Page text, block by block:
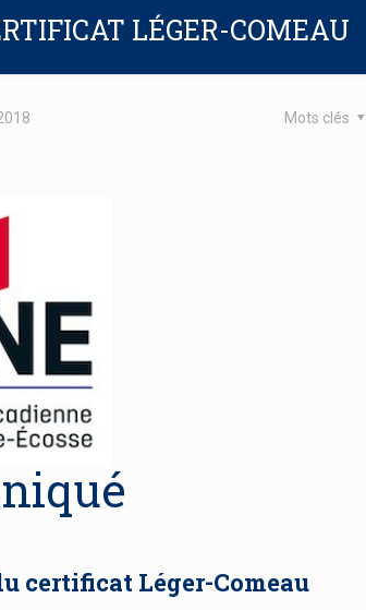
LÉGER-COMEAU
Mots clés
certificat Léger-Comeau